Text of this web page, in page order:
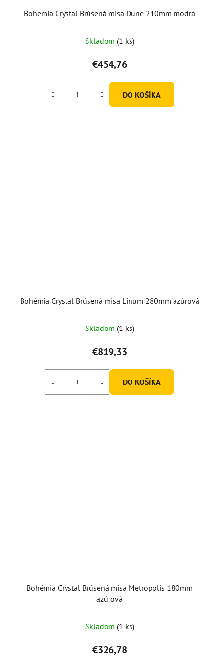
Bohemia Crystal Brúsená misa Dune 210mm modrá
Skladom (1 ks)
€454,76
DO KOŠÍKA
Bohémia Crystal Brúsená misa Linum 280mm azúrová
Skladom (1 ks)
€819,33
DO KOŠÍKA
Bohémia Crystal Brúsená misa Metropolis 180mm
azúrová
Skladom (1 ks)
€326,78